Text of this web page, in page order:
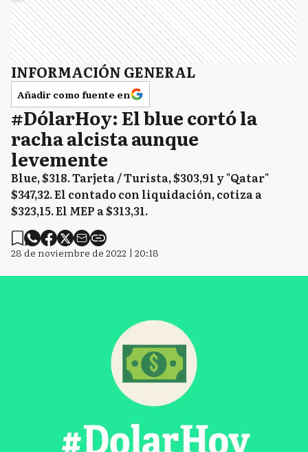
INFORMACIÓN GENERAL
Añadir como fuente en
#DólarHoy: El blue cortó la
racha alcista aunque
levemente
Blue, $318. Tarjeta / Turista, $303,91 y "Qatar"
$347,32. El contado con liquidación, cotiza a
$323,15. El MEP a $313,31.
28 de noviembre de 2022 | 20:18